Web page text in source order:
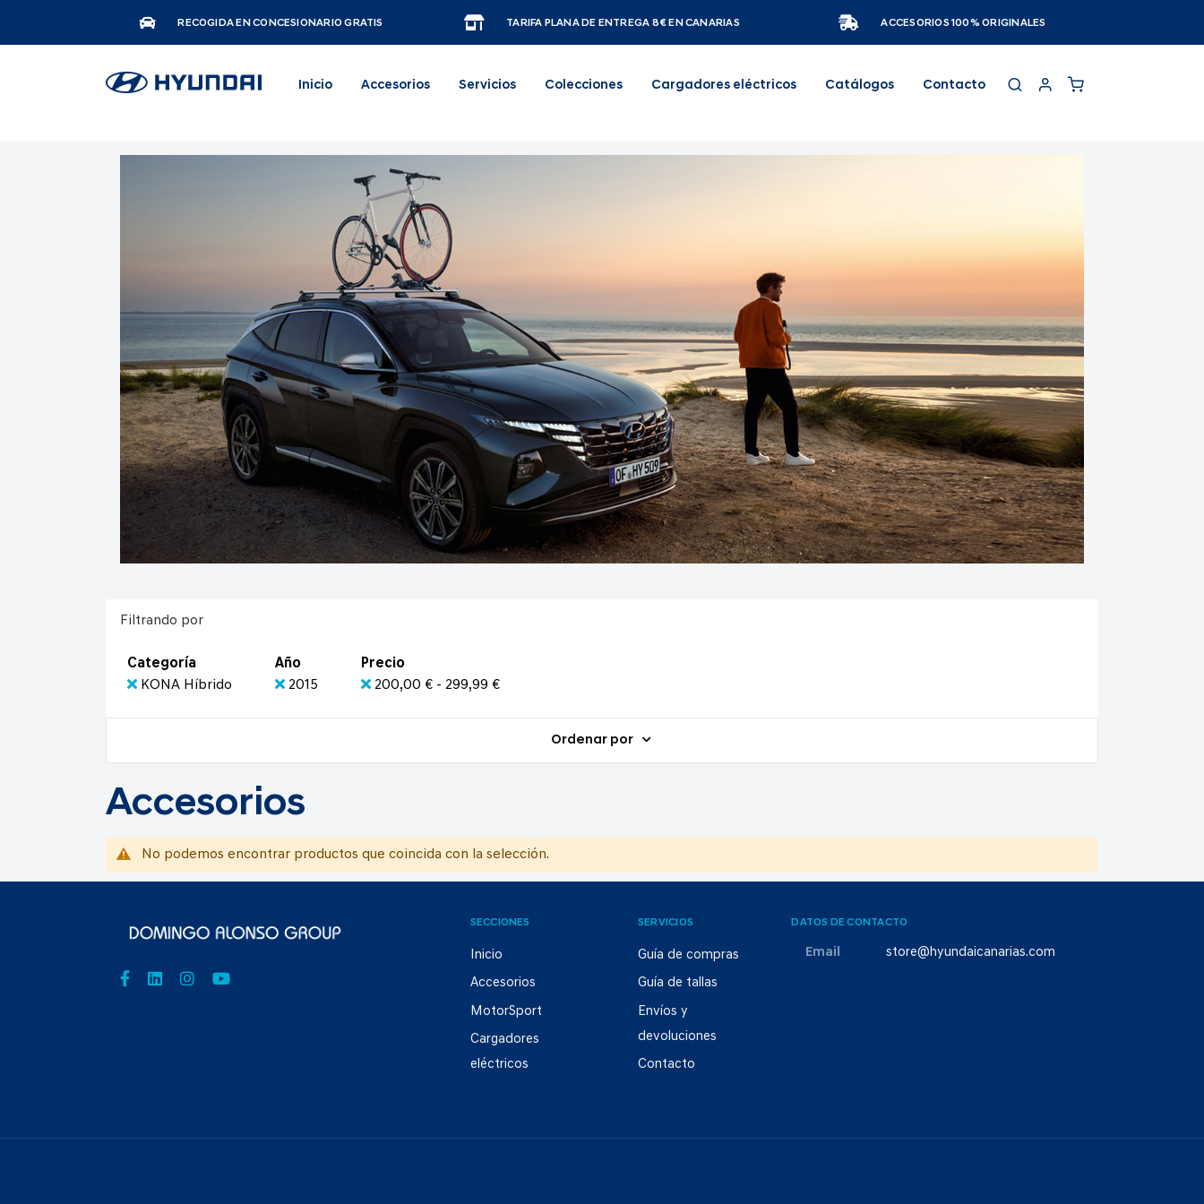
RECOGIDA EN CONCESIONARIO GRATIS TARIFA PLANA DE ENTREGA 8€ EN CANARIAS ACCESORIOS 100% ORIGINALES
Inicio Accesorios Servicios Colecciones Cargadores eléctricos Catálogos Contacto
Filtrando por
Categoría
KONA Híbrido
Año
2015
Precio
200,00 € - 299,99 €
Ordenar por
Accesorios
No podemos encontrar productos que coincida con la selección.
SECCIONES
Inicio
Accesorios
MotorSport
Cargadores
eléctricos
SERVICIOS
Guía de compras
Guía de tallas
Envíos y
devoluciones
Contacto
DATOS DE CONTACTO
Email store@hyundaicanarias.com